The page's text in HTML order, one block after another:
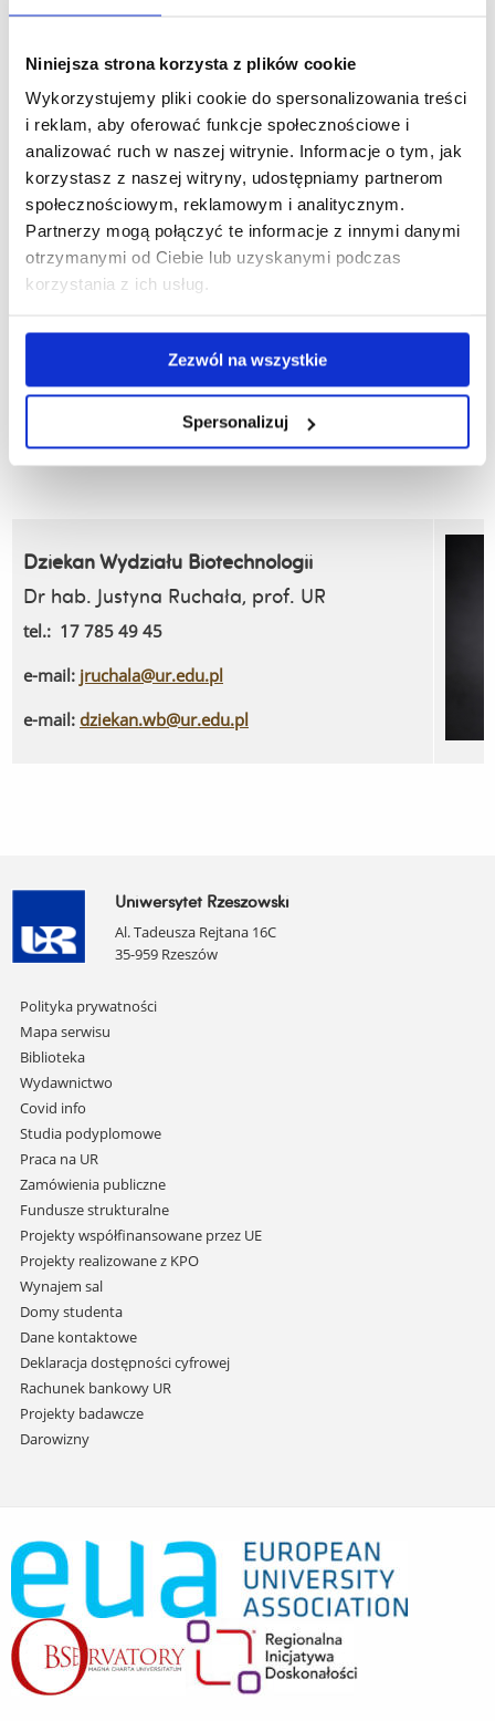
Niniejsza strona korzysta z plików cookie
Wykorzystujemy pliki cookie do spersonalizowania treści
i reklam, aby oferować funkcje społecznościowe i
analizować ruch w naszej witrynie. Informacje o tym, jak
korzystasz z naszej witryny, udostępniamy partnerom
społecznościowym, reklamowym i analitycznym.
Partnerzy mogą połączyć te informacje z innymi danymi
otrzymanymi od Ciebie lub uzyskanymi podczas
korzystania z ich usług.
Zezwól na wszystkie
Spersonalizuj
Dziekan Wydziału Nauk o Kulturze Fizycznej
Prof. dr hab. Wojciech Czarny
tel.: 17 872 1990
e-mail:wczarny@ur.edu.pl
dziekan.wnkf@ur.edu.pl
Dziekan Wydziału Biotechnologii
Dr hab. Justyna Ruchała, prof. UR
tel.: 17 785 49 45
e-mail: jruchala@ur.edu.pl
e-mail: dziekan.wb@ur.edu.pl
Uniwersytet Rzeszowski
Al. Tadeusza Rejtana 16C
35-959 Rzeszów
Pomiń
nawigację
i
przejdź
do
treści
Polityka prywatności
Mapa serwisu
Biblioteka
Wydawnictwo
Covid info
Studia podyplomowe
Praca na UR
Zamówienia publiczne
Fundusze strukturalne
Projekty współfinansowane przez UE
Projekty realizowane z KPO
Wynajem sal
Domy studenta
Dane kontaktowe
Deklaracja dostępności cyfrowej
Rachunek bankowy UR
Projekty badawcze
Darowizny